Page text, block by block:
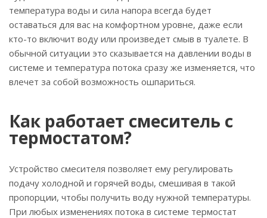
температура воды и сила напора всегда будет
оставаться для вас на комфортном уровне, даже если
кто-то включит воду или произведет смыв в туалете. В
обычной ситуации это сказывается на давлении воды в
системе и температура потока сразу же изменяется, что
влечет за собой возможность ошпариться.
Как работает смеситель с
термостатом?
Устройство смесителя позволяет ему регулировать
подачу холодной и горячей воды, смешивая в такой
пропорции, чтобы получить воду нужной температуры.
При любых изменениях потока в системе термостат